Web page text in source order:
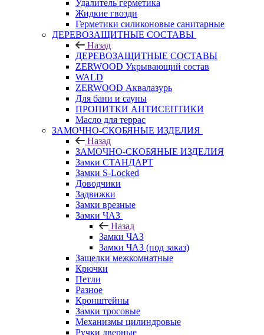
Удалитель герметика
Жидкие гвозди
Герметики силиконовые санитарные
ДЕРЕВОЗАЩИТНЫЕ СОСТАВЫ
Назад
ДЕРЕВОЗАЩИТНЫЕ СОСТАВЫ
ZERWOOD Укрывающий состав
WALD
ZERWOOD Аквалазурь
Для бани и сауны
ПРОПИТКИ АНТИСЕПТИКИ
Масло для террас
ЗАМОЧНО-СКОБЯНЫЕ ИЗДЕЛИЯ
Назад
ЗАМОЧНО-СКОБЯНЫЕ ИЗДЕЛИЯ
Замки СТАНДАРТ
Замки S-Locked
Доводчики
Задвижки
Замки врезные
Замки ЧАЗ
Назад
Замки ЧАЗ
Замки ЧАЗ (под заказ)
Защелки межкомнатные
Крючки
Петли
Разное
Кронштейны
Замки тросовые
Механизмы цилиндровые
Ручки дверные